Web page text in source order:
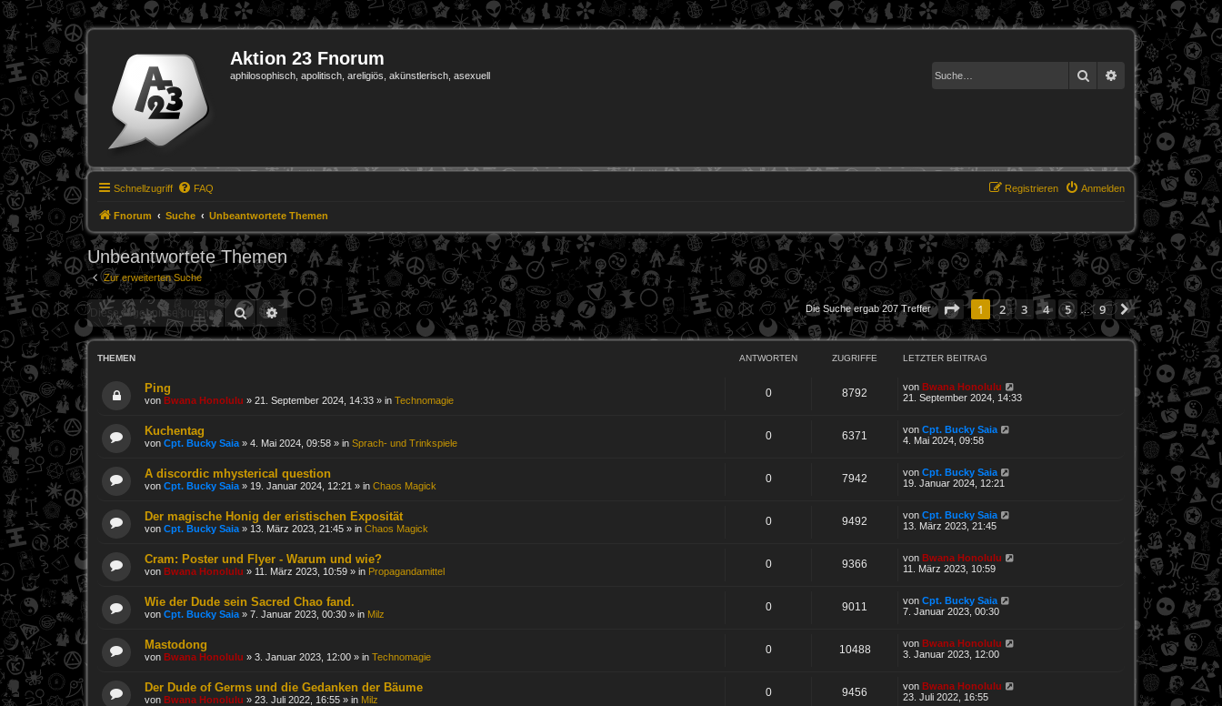
Aktion 23 Fnorum
aphilosophisch, apolitisch, areligiös, akünstlerisch, asexuell Suche Erweiterte Suche
Schnellzugriff FAQ Anmelden
Registrieren
Fnorum Suche Unbeantwortete Themen
Unbeantwortete Themen
Zur erweiterten Suche
Suche Erweiterte Suche Die Suche ergab 207 Treffer Seite1von9
1 2 3 4 5 … 9 Nächste
THEMEN ANTWORTEN ZUGRIFFE LETZTER BEITRAG
Ping
von Bwana Honolulu » 21. September 2024, 14:33 » in Technomagie
0 8792 von Bwana Honolulu
21. September 2024, 14:33
Kuchentag
von Cpt. Bucky Saia » 4. Mai 2024, 09:58 » in Sprach- und Trinkspiele
0 6371 von Cpt. Bucky Saia
4. Mai 2024, 09:58
A discordic mhysterical question
von Cpt. Bucky Saia » 19. Januar 2024, 12:21 » in Chaos Magick
0 7942 von Cpt. Bucky Saia
19. Januar 2024, 12:21
Der magische Honig der eristischen Exposität
von Cpt. Bucky Saia » 13. März 2023, 21:45 » in Chaos Magick
0 9492 von Cpt. Bucky Saia
13. März 2023, 21:45
Cram: Poster und Flyer - Warum und wie?
von Bwana Honolulu » 11. März 2023, 10:59 » in Propagandamittel
0 9366 von Bwana Honolulu
11. März 2023, 10:59
Wie der Dude sein Sacred Chao fand.
von Cpt. Bucky Saia » 7. Januar 2023, 00:30 » in Milz
0 9011 von Cpt. Bucky Saia
7. Januar 2023, 00:30
Mastodong
von Bwana Honolulu » 3. Januar 2023, 12:00 » in Technomagie
0 10488 von Bwana Honolulu
3. Januar 2023, 12:00
Der Dude of Germs und die Gedanken der Bäume
von Bwana Honolulu » 23. Juli 2022, 16:55 » in Milz
0 9456 von Bwana Honolulu
23. Juli 2022, 16:55